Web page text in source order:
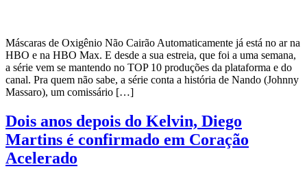
Máscaras de Oxigênio Não Cairão Automaticamente já está no ar na
HBO e na HBO Max. E desde a sua estreia, que foi a uma semana,
a série vem se mantendo no TOP 10 produções da plataforma e do
canal. Pra quem não sabe, a série conta a história de Nando (Johnny
Massaro), um comissário […]
Dois anos depois do Kelvin, Diego
Martins é confirmado em Coração
Acelerado